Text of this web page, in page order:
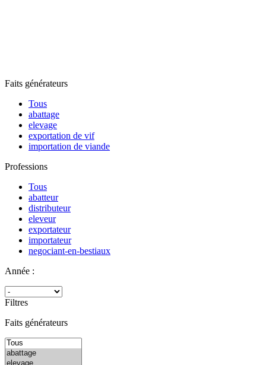
Faits générateurs
Tous
abattage
elevage
exportation de vif
importation de viande
Professions
Tous
abatteur
distributeur
eleveur
exportateur
importateur
negociant-en-bestiaux
Année :
Filtres
Faits générateurs